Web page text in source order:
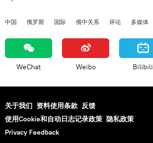
中国 俄罗斯 国际 俄中关系 评论 多媒体
WeChat Weibo Bilibili
关于我们 资料使用条款 反馈
使用Cookie和自动日志记录政策 隐私政策
Privacy Feedback